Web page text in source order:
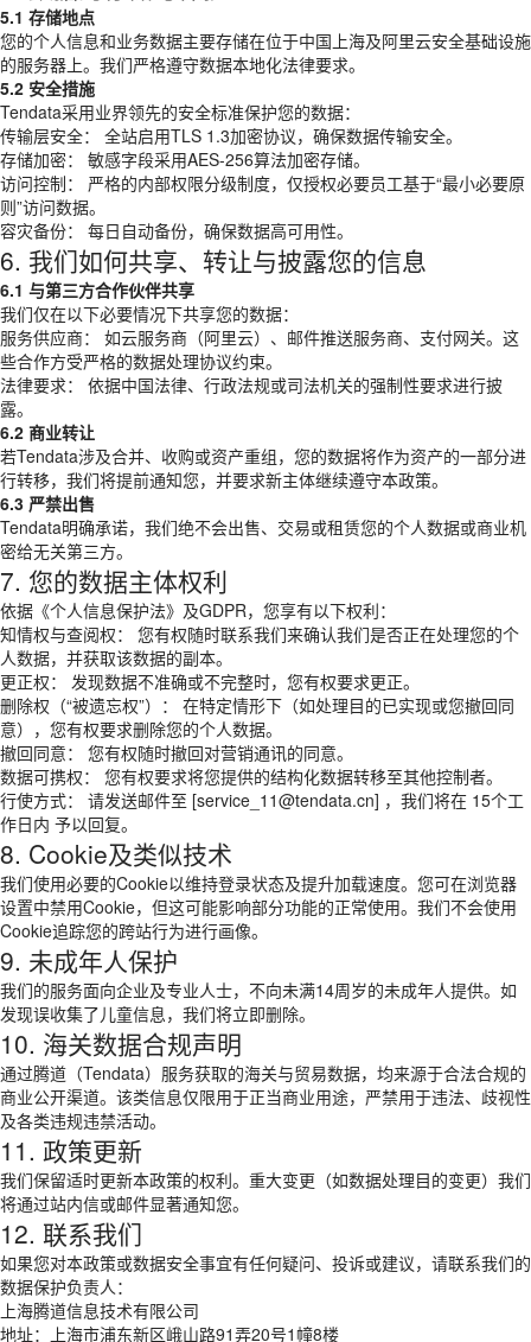
5.1 存储地点
您的个人信息和业务数据主要存储在位于中国上海及阿里云安全基础设施
的服务器上。我们严格遵守数据本地化法律要求。
5.2 安全措施
Tendata采用业界领先的安全标准保护您的数据：
传输层安全： 全站启用TLS 1.3加密协议，确保数据传输安全。
存储加密： 敏感字段采用AES-256算法加密存储。
访问控制： 严格的内部权限分级制度，仅授权必要员工基于“最小必要原
则”访问数据。
容灾备份： 每日自动备份，确保数据高可用性。
6. 我们如何共享、转让与披露您的信息
6.1 与第三方合作伙伴共享
我们仅在以下必要情况下共享您的数据：
服务供应商： 如云服务商（阿里云）、邮件推送服务商、支付网关。这
些合作方受严格的数据处理协议约束。
法律要求： 依据中国法律、行政法规或司法机关的强制性要求进行披
露。
6.2 商业转让
若Tendata涉及合并、收购或资产重组，您的数据将作为资产的一部分进
行转移，我们将提前通知您，并要求新主体继续遵守本政策。
6.3 严禁出售
Tendata明确承诺，我们绝不会出售、交易或租赁您的个人数据或商业机
密给无关第三方。
7. 您的数据主体权利
依据《个人信息保护法》及GDPR，您享有以下权利：
知情权与查阅权： 您有权随时联系我们来确认我们是否正在处理您的个
人数据，并获取该数据的副本。
更正权： 发现数据不准确或不完整时，您有权要求更正。
删除权（“被遗忘权”）： 在特定情形下（如处理目的已实现或您撤回同
意），您有权要求删除您的个人数据。
撤回同意： 您有权随时撤回对营销通讯的同意。
数据可携权： 您有权要求将您提供的结构化数据转移至其他控制者。
行使方式： 请发送邮件至 [service_11@tendata.cn] ，我们将在 15个工
作日内 予以回复。
8. Cookie及类似技术
我们使用必要的Cookie以维持登录状态及提升加载速度。您可在浏览器
设置中禁用Cookie，但这可能影响部分功能的正常使用。我们不会使用
Cookie追踪您的跨站行为进行画像。
9. 未成年人保护
我们的服务面向企业及专业人士，不向未满14周岁的未成年人提供。如
发现误收集了儿童信息，我们将立即删除。
10. 海关数据合规声明
通过腾道（Tendata）服务获取的海关与贸易数据，均来源于合法合规的
商业公开渠道。该类信息仅限用于正当商业用途，严禁用于违法、歧视性
及各类违规违禁活动。
11. 政策更新
我们保留适时更新本政策的权利。重大变更（如数据处理目的变更）我们
将通过站内信或邮件显著通知您。
12. 联系我们
如果您对本政策或数据安全事宜有任何疑问、投诉或建议，请联系我们的
数据保护负责人：
上海腾道信息技术有限公司
地址：上海市浦东新区峨山路91弄20号1幢8楼